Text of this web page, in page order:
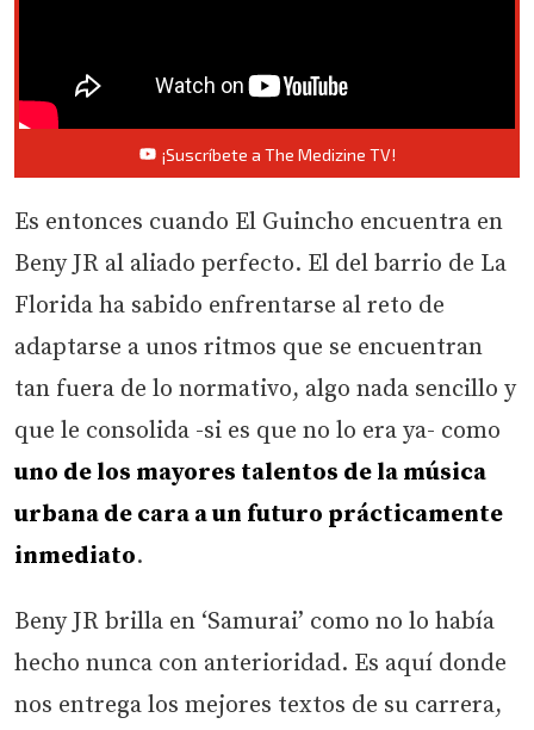
¡Suscríbete a The Medizine TV!
Es entonces cuando El Guincho encuentra en
Beny JR al aliado perfecto. El del barrio de La
Florida ha sabido enfrentarse al reto de
adaptarse a unos ritmos que se encuentran
tan fuera de lo normativo, algo nada sencillo y
que le consolida -si es que no lo era ya- como
uno de los mayores talentos de la música
urbana de cara a un futuro prácticamente
inmediato.
Beny JR brilla en ‘Samurai’ como no lo había
hecho nunca con anterioridad. Es aquí donde
nos entrega los mejores textos de su carrera,